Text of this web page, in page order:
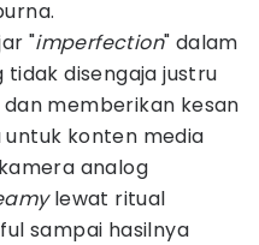
"imperfection" dalam
disengaja justru
memberikan kesan
konten media
analog
lewat ritual
sampai hasilnya